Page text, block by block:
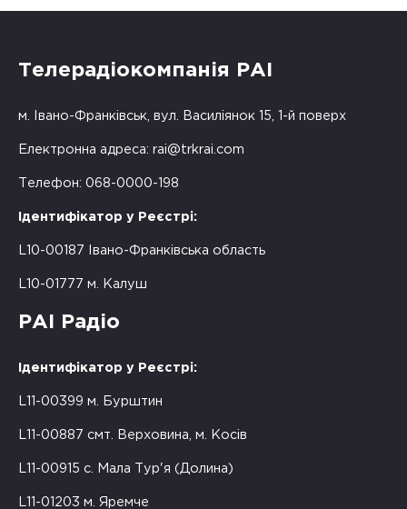
Телерадіокомпанія РАІ
м. Івано-Франківськ, вул. Василіянок 15, 1-й поверх
Електронна адреса: rai@trkrai.com
Телефон: 068-0000-198
Ідентифікатор у Реєстрі:
L10-00187 Івано-Франківська область
L10-01777 м. Калуш
РАІ Радіо
Ідентифікатор у Реєстрі:
L11-00399 м. Бурштин
L11-00887 смт. Верховина, м. Косів
L11-00915 с. Мала Тур'я (Долина)
L11-01203 м. Яремче